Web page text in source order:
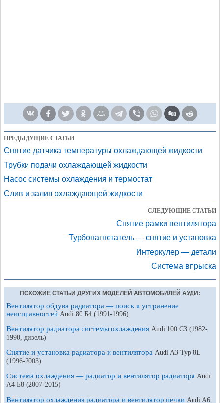
ПРЕДЫДУЩИЕ СТАТЬИ
Снятие датчика температуры охлаждающей жидкости
Трубки подачи охлаждающей жидкости
Насос системы охлаждения и термостат
Слив и залив охлаждающей жидкости
СЛЕДУЮЩИЕ СТАТЬИ
Снятие рамки вентилятора
Турбонагнетатель — снятие и установка
Интеркулер — детали
Система впрыска
ПОХОЖИЕ СТАТЬИ ДРУГИХ МОДЕЛЕЙ АВТОМОБИЛЕЙ АУДИ:
Вентилятор обдува радиатора — поиск и устранение
неисправностей Audi 80 Б4 (1991-1996)
Вентилятор радиатора системы охлаждения Audi 100 С3 (1982-
1990, дизель)
Снятие и установка радиатора и вентилятора Audi A3 Typ 8L
(1996-2003)
Система охлаждения — радиатор и вентилятор радиатора Audi
A4 Б8 (2007-2015)
Вентилятор охлаждения радиатора и вентилятор печки Audi A6